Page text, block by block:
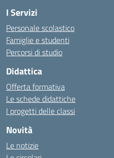
I Servizi
Personale scolastico
Famiglie e studenti
Percorsi di studio
Didattica
Offerta formativa
Le schede didattiche
I progetti delle classi
Novità
Le notizie